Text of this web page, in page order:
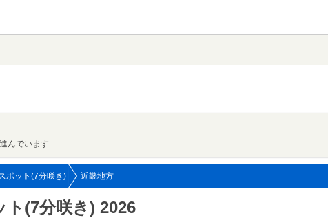
んでいます
ポット(7分咲き) 近畿地方
ト(7分咲き) 2026